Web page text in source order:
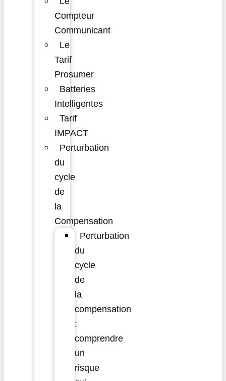
Compteur
Communicant
Le
Tarif
Prosumer
Batteries
Intelligentes
Tarif
IMPACT
Perturbation
du
cycle
de
la
Compensation
Perturbation
du
cycle
de
la
compensation
:
comprendre
un
risque